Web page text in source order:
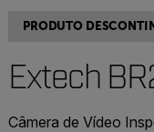
PRODUTO
Extech
Câmera de Vídeo